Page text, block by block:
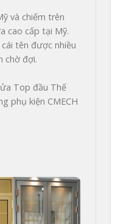
và chiếm trên
cao cấp tại Mỹ.
tên được nhiều
chờ đợi.
Top đầu Thế
phụ kiện CMECH